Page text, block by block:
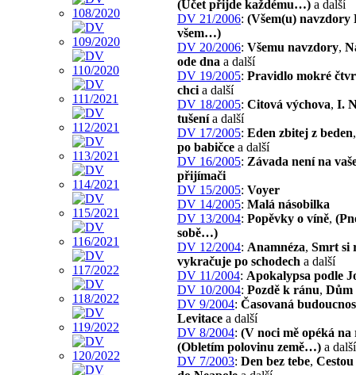
(Účet přijde každému…) a další
DV 21/2006: (Všem(u) navzdory
všem…)
DV 20/2006: Všemu navzdory,
ode dna a další
DV 19/2005: Pravidlo mokré
chci a další
DV 18/2005: Citová výchova, I.
tušenía další
DV 17/2005: Eden zbitej z beden
po babičce a další
DV 16/2005: Závada není na
přijímači
DV 15/2005: Voyer
DV 14/2005: Malá násobilka
DV 13/2004: Popěvky o víně,
sobě…)
DV 12/2004: Anamnéza, Smrt si
vykračuje po schodech a další
DV 11/2004: Apokalypsa podle
DV 10/2004: Pozdě k ránu, Dům
DV 9/2004: Časovaná
Levitace a další
DV 8/2004: (V noci mě opéká
(Obletím polovinu země…) a další
DV 7/2003: Den bez tebe,